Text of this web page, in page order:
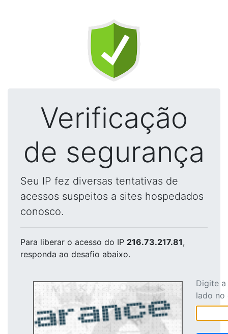
Verificação
de segurança
Seu IP fez diversas tentativas de
acessos suspeitos a sites hospedados
conosco.
Para liberar o acesso do IP 216.73.217.81,
responda ao desafio abaixo.
Digite
lado no